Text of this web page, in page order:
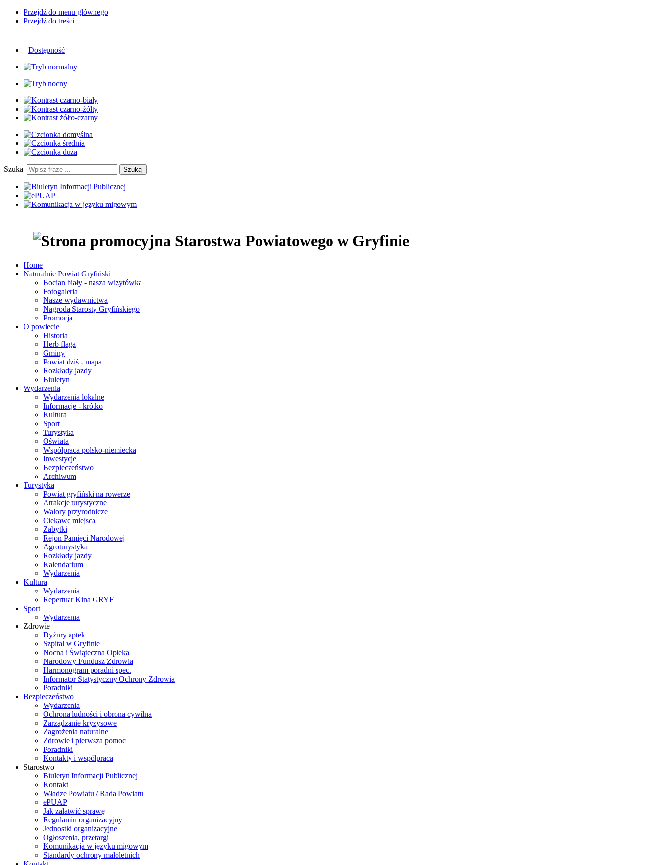
Przejdź do menu głównego
Przejdź do treści
Dostępność
Szukaj Szukaj
Home
Naturalnie Powiat Gryfiński
Bocian biały - nasza wizytówka
Fotogaleria
Nasze wydawnictwa
Nagroda Starosty Gryfińskiego
Promocja
O powiecie
Historia
Herb flaga
Gminy
Powiat dziś - mapa
Rozkłady jazdy
Biuletyn
Wydarzenia
Wydarzenia lokalne
Informacje - krótko
Kultura
Sport
Turystyka
Oświata
Współpraca polsko-niemiecka
Inwestycje
Bezpieczeństwo
Archiwum
Turystyka
Powiat gryfiński na rowerze
Atrakcje turystyczne
Walory przyrodnicze
Ciekawe miejsca
Zabytki
Rejon Pamięci Narodowej
Agroturystyka
Rozkłady jazdy
Kalendarium
Wydarzenia
Kultura
Wydarzenia
Repertuar Kina GRYF
Sport
Wydarzenia
Zdrowie
Dyżury aptek
Szpital w Gryfinie
Nocna i Świąteczna Opieka
Narodowy Fundusz Zdrowia
Harmonogram poradni spec.
Informator Statystyczny Ochrony Zdrowia
Poradniki
Bezpieczeństwo
Wydarzenia
Ochrona ludności i obrona cywilna
Zarządzanie kryzysowe
Zagrożenia naturalne
Zdrowie i pierwsza pomoc
Poradniki
Kontakty i współpraca
Starostwo
Biuletyn Informacji Publicznej
Kontakt
Władze Powiatu / Rada Powiatu
ePUAP
Jak załatwić sprawę
Regulamin organizacyjny
Jednostki organizacyjne
Ogłoszenia, przetargi
Komunikacja w języku migowym
Standardy ochrony małoletnich